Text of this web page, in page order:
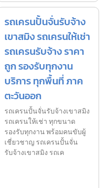
รถเครนปั้นจั่นรับจ้าง
เขาสมิง รถเครนให้เช่า
รถเครนรับจ้าง ราคา
ถูก รองรับทุกงาน
บริการ ทุกพื้นที่ ภาค
ตะวันออก
รถเครนปั้นจั่นรับจ้างเขาสมิง
รถเครนให้เช่า ทุกขนาด
รองรับทุกงาน พร้อมคนขับผู้
เชี่ยวชาญ รถเครนปั้นจั่น
รับจ้างเขาสมิง รถเค